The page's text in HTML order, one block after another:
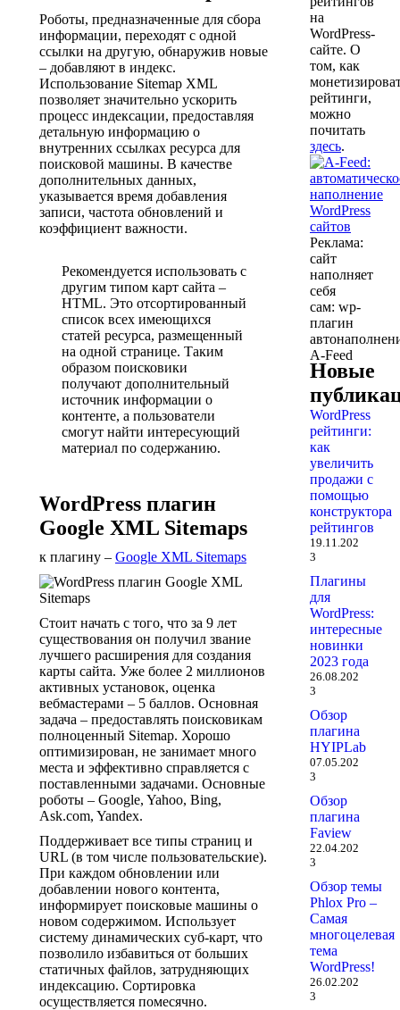
Роботы, предназначенные для сбора
информации, переходят с одной
ссылки на другую, обнаружив новые
– добавляют в индекс.
Использование Sitemap XML
позволяет значительно ускорить
процесс индексации, предоставляя
детальную информацию о
внутренних ссылках ресурса для
поисковой машины. В качестве
дополнительных данных,
указывается время добавления
записи, частота обновлений и
коэффициент важности.
Рекомендуется использовать с
другим типом карт сайта –
HTML. Это отсортированный
список всех имеющихся
статей ресурса, размещенный
на одной странице. Таким
образом поисковики
получают дополнительный
источник информации о
контенте, а пользователи
смогут найти интересующий
материал по содержанию.
WordPress плагин
Google XML Sitemaps
к плагину – Google XML Sitemaps
Стоит начать с того, что за 9 лет
существования он получил звание
лучшего расширения для создания
карты сайта. Уже более 2 миллионов
активных установок, оценка
вебмастерами – 5 баллов. Основная
задача – предоставлять поисковикам
полноценный Sitemap. Хорошо
оптимизирован, не занимает много
места и эффективно справляется с
поставленными задачами. Основные
роботы – Google, Yahoo, Bing,
Ask.com, Yandex.
Поддерживает все типы страниц и
URL (в том числе пользовательские).
При каждом обновлении или
добавлении нового контента,
информирует поисковые машины о
новом содержимом. Использует
систему динамических суб-карт, что
позволило избавиться от больших
статичных файлов, затрудняющих
индексацию. Сортировка
осуществляется помесячно.
на
WordPress-
сайте. О
том, как
рейтинги,
можно
почитать
здесь.
Реклама:
сайт
наполняет
себя
сам: wp-
плагин
A-Feed
Новые
WordPress
рейтинги:
как
увеличить
продажи с
помощью
конструктора
рейтингов
19.11.202
3
Плагины
для
WordPress:
интересные
новинки
2023 года
26.08.202
3
Обзор
плагина
HYIPLab
07.05.202
3
Обзор
плагина
Faview
22.04.202
3
Обзор темы
Phlox Pro –
Самая
многоцелевая
тема
WordPress!
26.02.202
3